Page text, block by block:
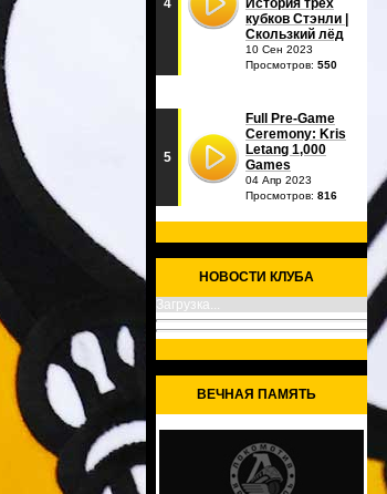
кубков Стэнли |
Скользкий лёд
10 Сен 2023
Просмотров: 550
5
Full Pre-Game
Ceremony: Kris
Letang 1,000
Games
04 Апр 2023
Просмотров: 816
НОВОСТИ КЛУБА
Загрузка...
ВЕЧНАЯ ПАМЯТЬ